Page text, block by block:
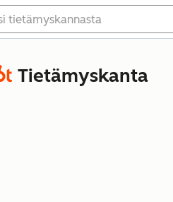
Tietämyskanta